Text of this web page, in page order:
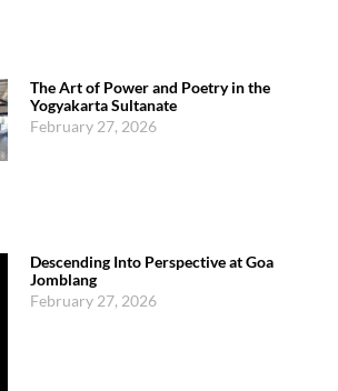
The Art of Power and Poetry in the
Yogyakarta Sultanate
February 27, 2026
Descending Into Perspective at Goa
Jomblang
February 27, 2026